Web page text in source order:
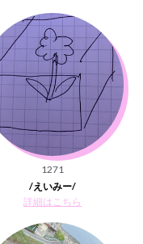
1271
/えいみー/
詳細はこちら